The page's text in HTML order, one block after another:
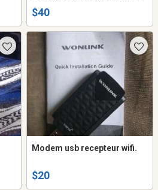
$40
Modem usb recepteur wifi.
$20